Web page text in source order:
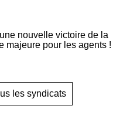
nouvelle victoire de la
majeure pour les agents !
les syndicats